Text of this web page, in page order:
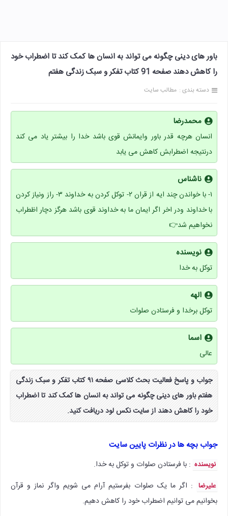
باور های دینی چگونه می تواند به انسان ها کمک کند تا اضطراب خود
را کاهش دهند صفحه 91 کتاب تفکر و سبک زندگی هفتم
دسته بندی : مطالب سایت
محمدرضا
انسان هرچه قدر باور وایمانش قوی باشد خدا را بیشتر یاد می کند
درنتیجه اضطرابش کاهش می یابد
ناشناس
۱- با خواندن چند ایه از قران ۲- توکل کردن به خداوند ۳- راز ونیاز کردن
با خداوند ودر اخر اگر ایمان ما به خداوند قوی باشد هرگز دچار اظطراب
نخواهیم شد👉
نویسنده
توکل به خدا
الهه
توکل برخدا و فرستادن صلوات
اسما
عالی
جواب و پاسخ فعالیت بحث کلاسی صفحه ۹۱ کتاب تفکر و سبک زندگی
هفتم باور های دینی چگونه می تواند به انسان ها کمک کند تا اضطراب
خود را کاهش دهند از سایت نکس لود دریافت کنید.
جواب بچه ها در نظرات پایین سایت
نویسنده : با فرستادن صلوات و توکل به خدا.
علیرضا : اگر ما یک صلوات بفرستیم آرام می شویم واگر نماز و قرآن
بخوانیم می توانیم اضطراب خود را کاهش دهیم.